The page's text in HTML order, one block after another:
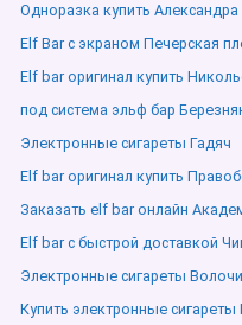
Одноразка купить
Elf Bar с экраном Печерская
Elf bar оригинал купить
под система эльф бар
Электронные сигареты Гадяч
Elf bar оригинал купить
Заказать elf bar онлайн
Elf bar с быстрой доставкой
Электронные сигареты
Купить электронные